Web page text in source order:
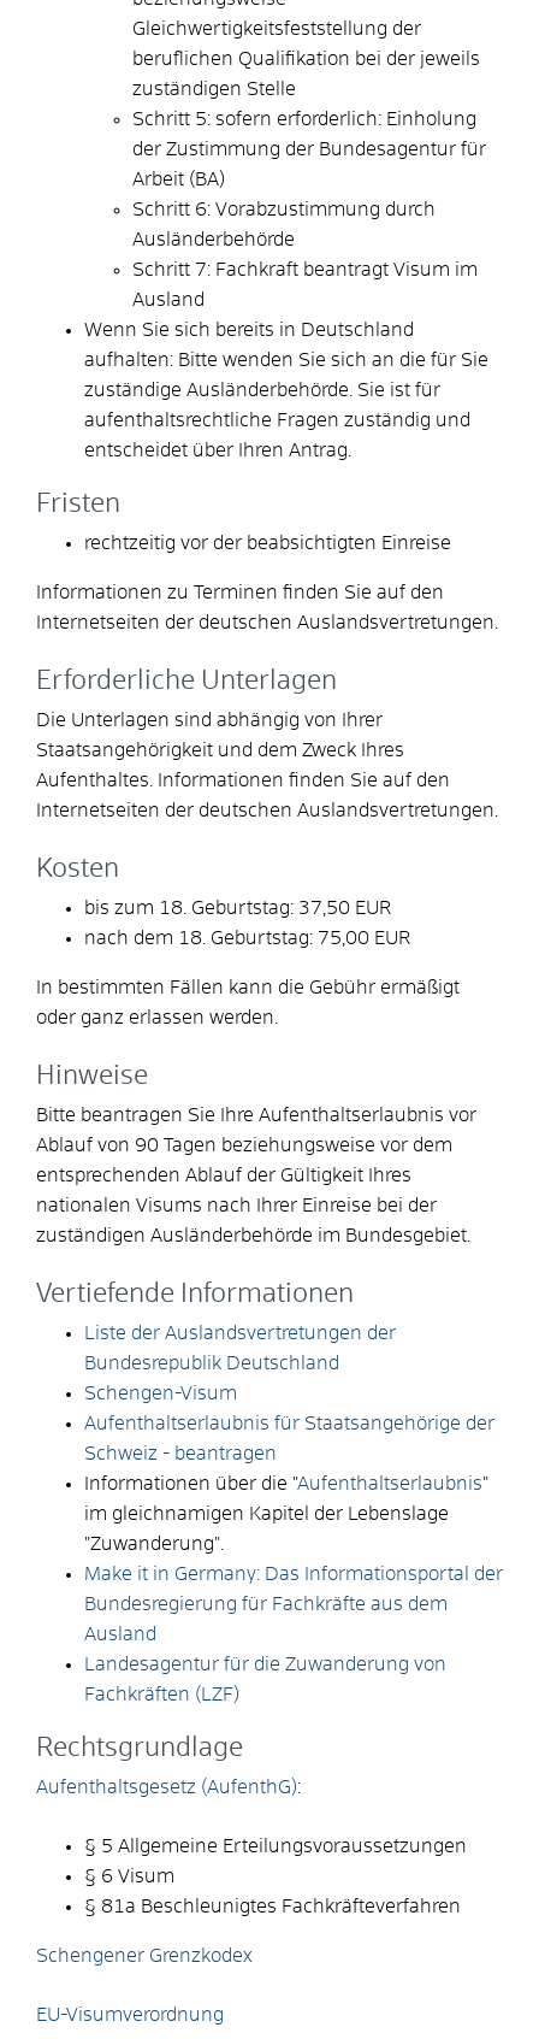
Gleichwertigkeitsfeststellung der
beruflichen Qualifikation bei der jeweils
zuständigen Stelle
Schritt 5: sofern erforderlich: Einholung
der Zustimmung der Bundesagentur für
Arbeit (BA)
Schritt 6: Vorabzustimmung durch
Ausländerbehörde
Schritt 7: Fachkraft beantragt Visum im
Ausland
Wenn Sie sich bereits in Deutschland
aufhalten: Bitte wenden Sie sich an die für Sie
zuständige Ausländerbehörde. Sie ist für
aufenthaltsrechtliche Fragen zuständig und
entscheidet über Ihren Antrag.
Fristen
rechtzeitig vor der beabsichtigten Einreise
Informationen zu Terminen finden Sie auf den
Internetseiten der deutschen Auslandsvertretungen.
Erforderliche Unterlagen
Die Unterlagen sind abhängig von Ihrer
Staatsangehörigkeit und dem Zweck Ihres
Aufenthaltes. Informationen finden Sie auf den
Internetseiten der deutschen Auslandsvertretungen.
Kosten
bis zum 18. Geburtstag: 37,50 EUR
nach dem 18. Geburtstag: 75,00 EUR
In bestimmten Fällen kann die Gebühr ermäßigt
oder ganz erlassen werden.
Hinweise
Bitte beantragen Sie Ihre Aufenthaltserlaubnis vor
Ablauf von 90 Tagen beziehungsweise vor dem
entsprechenden Ablauf der Gültigkeit Ihres
nationalen Visums nach Ihrer Einreise bei der
zuständigen Ausländerbehörde im Bundesgebiet.
Vertiefende Informationen
Liste der Auslandsvertretungen der
Bundesrepublik Deutschland
Schengen-Visum
Aufenthaltserlaubnis für Staatsangehörige der
Schweiz - beantragen
Informationen über die "Aufenthaltserlaubnis"
im gleichnamigen Kapitel der Lebenslage
"Zuwanderung".
Make it in Germany: Das Informationsportal der
Bundesregierung für Fachkräfte aus dem
Ausland
Landesagentur für die Zuwanderung von
Fachkräften (LZF)
Rechtsgrundlage
Aufenthaltsgesetz (AufenthG):
§ 5 Allgemeine Erteilungsvoraussetzungen
§ 6 Visum
§ 81a Beschleunigtes Fachkräfteverfahren
Schengener Grenzkodex
EU-Visumverordnung